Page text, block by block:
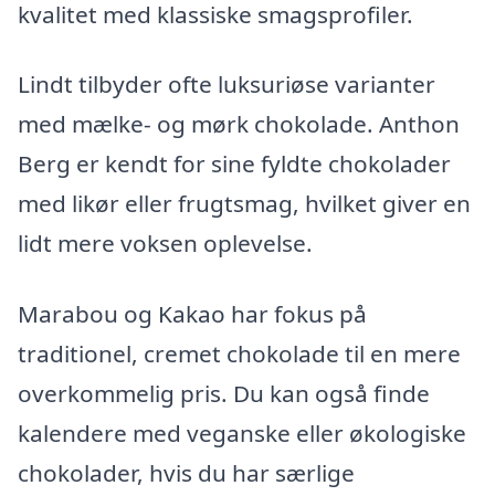
kvalitet med klassiske smagsprofiler.
Lindt tilbyder ofte luksuriøse varianter
med mælke- og mørk chokolade. Anthon
Berg er kendt for sine fyldte chokolader
med likør eller frugtsmag, hvilket giver en
lidt mere voksen oplevelse.
Marabou og Kakao har fokus på
traditionel, cremet chokolade til en mere
overkommelig pris. Du kan også finde
kalendere med veganske eller økologiske
chokolader, hvis du har særlige